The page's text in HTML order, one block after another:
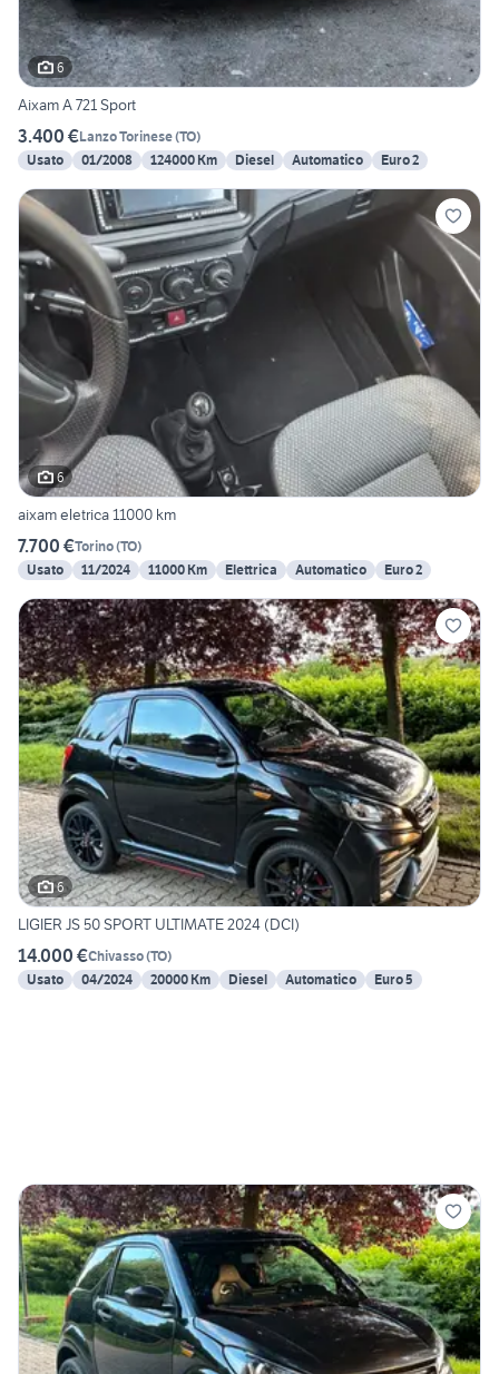
6
Aixam A 721 Sport
3.400 €Lanzo Torinese(TO)
Usato
01/2008 124000 Km Diesel Automatico Euro 2
6
aixam eletrica 11000 km
7.700 €Torino(TO)
Usato
11/2024 11000 Km Elettrica Automatico Euro 2
6
LIGIER JS 50 SPORT ULTIMATE 2024 (DCI)
14.000 €Chivasso(TO)
Usato
04/2024 20000 Km Diesel Automatico Euro 5